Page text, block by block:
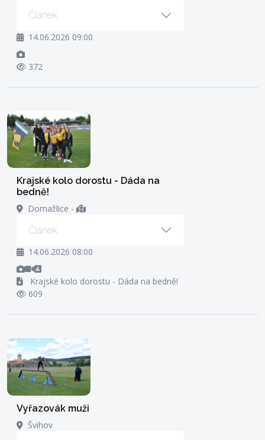
Článek
14.06.2026 09:00
372
Krajské kolo dorostu - Dáda na
bedně!
Domažlice -
Článek
14.06.2026 08:00
Krajské kolo dorostu - Dáda na bedně!
609
Vyřazovák muži
Švihov